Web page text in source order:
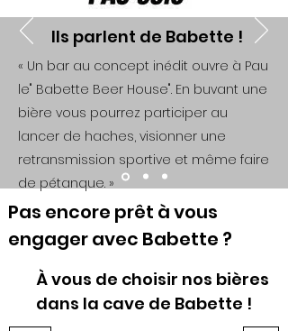
Ils parlent de Babette !
« Un bar au concept inédit ouvre à Pau
le" Babette Beer House". En buvant une
bière vous pourrez participer au
lancer de haches, visionner une
retransmission sportive et même faire
de pétanque. »
Pas encore prêt à vous
engager avec Babette ?
À vous de choisir nos bières
dans la cave de Babette !